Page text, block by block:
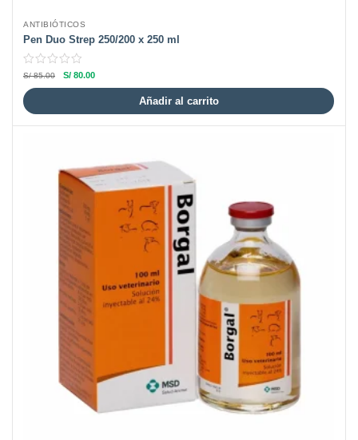
ANTIBIÓTICOS
Pen Duo Strep 250/200 x 250 ml
S/85.00 S/ 80.00
Añadir al carrito